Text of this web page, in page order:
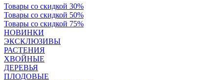
Товары со скидкой 30%
Товары со скидкой 50%
Товары со скидкой 75%
НОВИНКИ
ЭКСКЛЮЗИВЫ
РАСТЕНИЯ
ХВОЙНЫЕ
ДЕРЕВЬЯ
ПЛОДОВЫЕ